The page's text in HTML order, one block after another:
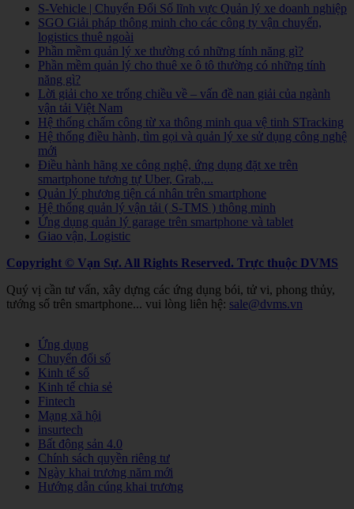
S-Vehicle | Chuyển Đổi Số lĩnh vực Quản lý xe doanh nghiệp
SGO Giải pháp thông minh cho các công ty vận chuyển,
logistics thuê ngoài
Phần mềm quản lý xe thường có những tính năng gì?
Phần mềm quản lý cho thuê xe ô tô thường có những tính
năng gì?
Lời giải cho xe trống chiều về – vấn đề nan giải của ngành
vận tải Việt Nam
Hệ thống chấm công từ xa thông minh qua vệ tinh STracking
Hệ thống điều hành, tìm gọi và quản lý xe sử dụng công nghệ
mới
Điều hành hãng xe công nghệ, ứng dụng đặt xe trên
smartphone tương tự Uber, Grab,...
Quản lý phương tiện cá nhân trên smartphone
Hệ thống quản lý vận tải ( S-TMS ) thông minh
Ứng dụng quản lý garage trên smartphone và tablet
Giao vận, Logistic
Copyright © Vạn Sự. All Rights Reserved. Trực thuộc DVMS
Quý vị cần tư vấn, xây dựng các ứng dụng bói, tử vi, phong thủy,
tướng số trên smartphone... vui lòng liên hệ: sale@dvms.vn
Ứng dụng
Chuyển đổi số
Kinh tế số
Kinh tế chia sẻ
Fintech
Mạng xã hội
insurtech
Bất động sản 4.0
Chính sách quyền riêng tư
Ngày khai trương năm mới
Hướng dẫn cúng khai trương